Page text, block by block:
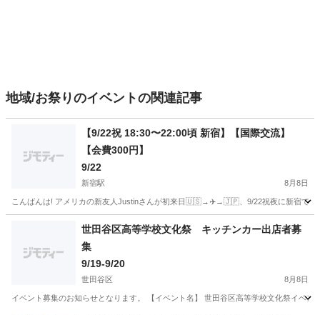
地域/お祭りのイベントの関連記事
【9/22祝 18:30〜22:00頃 新宿】【国際交流】
【会費300円】
9/22
新宿駅 8月8日
こんばんは! アメリカの新友人Justinさんが初来日🇺🇸→✈️→🇯🇵、9/22祝夜に新宿で遊
新宿駅 地域/お祭り 国際交流
世田谷区高等学校文化祭 キッチンカー出店者募
集
9/19-9/20
世田谷区 8月8日
イベント募集のお知らせとなります。 【イベント名】 世田谷区高等学校文化祭イベ